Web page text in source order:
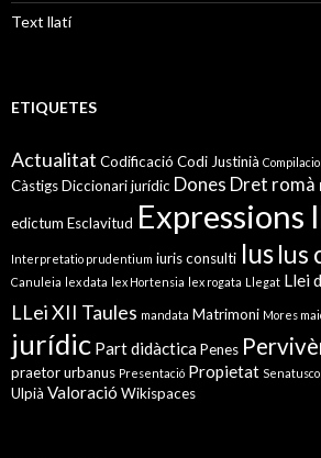
Text llatí
ETIQUETES
Actualitat Codificació Codi Justinià
CàstigsDiccionari jurídic Dones Dret romà
edictum Esclavitud Expressions
Interpretatio prudentium iuris consulti IusIus
Canuleia lex data lex Hortensia lex rogata Llegat Llei
LLei XII Taules mandata Matrimoni Mores
jurídic Part didàcticaPenes
praetor urbanus Presentació Propietat
Ulpià Valoració Wikispaces